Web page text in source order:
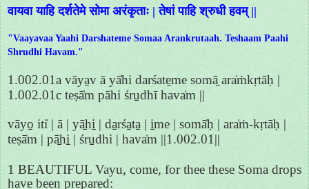
वायवा याहि दर्शतेमे सोमा अरंकृताः | तेषां पाहि श्रुधी हवम् ||
"Vaayavaa Yaahi Darshateme Somaa Arankrutaah. Teshaam Paahi
Shrudhi Havam."
1.002.01a vāya̱v ā yā̍hi darśate̱me somā̱ ara̍ṁkṛtāḥ |
1.002.01c teṣā̍m pāhi śru̱dhī hava̍m ||
vāyo̱ iti̍ | ā | yā̱hi̱ | da̱rśa̱ta̱ | i̱me | somā̍ḥ | ara̍ṁ-kṛtāḥ |
teṣā̍m | pā̱hi̱ | śru̱dhi | hava̍m ||1.002.01||
1 BEAUTIFUL Vayu, come, for thee these Soma drops
have been prepared: